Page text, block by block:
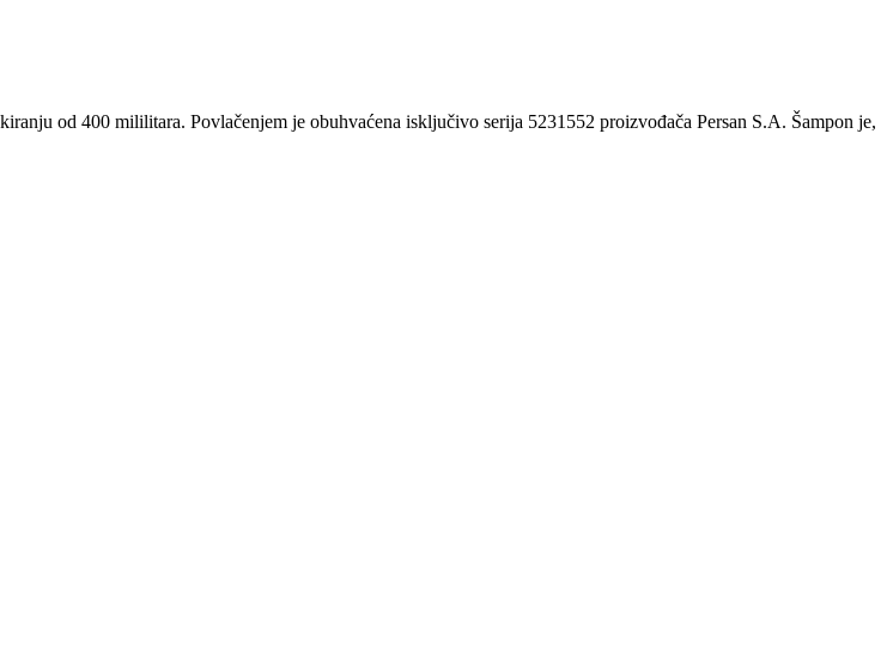
od 400 mililitara. Povlačenjem je obuhvaćena isključivo serija 5231552 proizvođača Persan S.A. Šampon je,